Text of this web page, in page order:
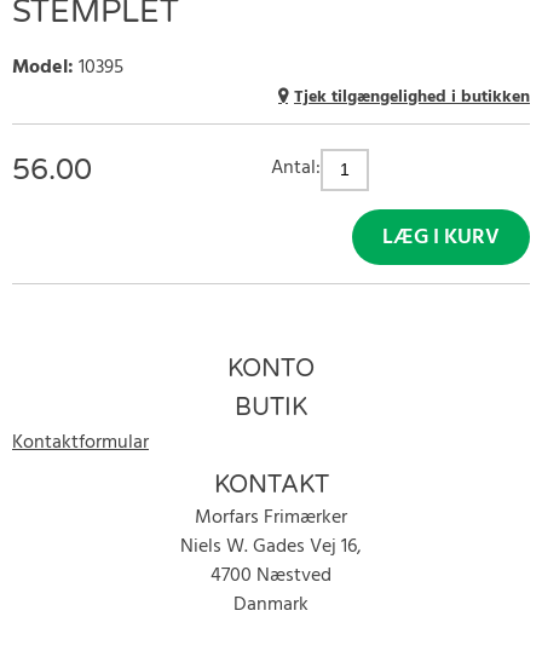
STEMPLET
Model:10395
Tjek tilgængelighed i butikken
56.00 Antal:
LÆG I KURV
KONTO
BUTIK
Kontaktformular
KONTAKT
Morfars Frimærker
Niels W. Gades Vej 16,
4700 Næstved
Danmark